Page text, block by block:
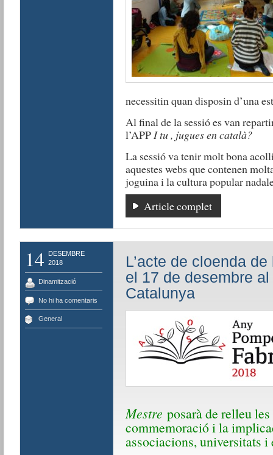
necessitin quan disposin d’una
Al final de la sessió es van
l’APP I tu , jugues en català?
La sessió va tenir molt bona
aquestes webs que contenen
joguina i la cultura popular
Article complet
14
DESEMBRE
2018
Dinamització
No hi ha comentaris
General
L’acte de cloenda
el 17 de desembre
Catalunya
Mestre posarà de relleu
commemoració i la
associacions, universitats